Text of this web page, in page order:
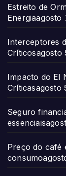
Estreito de
Energiaagosto
Interceptores
Críticosagosto
Impacto do El
Críticasagosto
Seguro
essenciais
Preço do café
consumo